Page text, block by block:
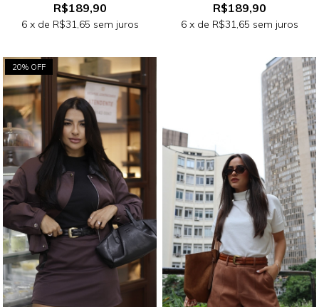
R$189,90
6 x de R$31,65 sem juros
R$189,90
6 x de R$31,65 sem juros
20% OFF